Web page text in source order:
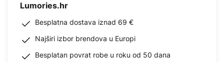
Lumories.hr
Besplatna dostava iznad 69 €
Najširi izbor brendova u Europi
Besplatan povrat robe u roku od 50 dana